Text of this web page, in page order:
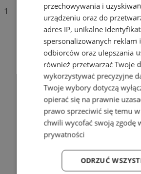
1
przechowywania i
urządzeniu oraz do
adres IP, unikalne
spersonalizowanych
odbiorców oraz ulepszania
również przetwarzać Twoje
wykorzystywać precyzyjne
Twoje wybory dotyczą
opierać się na prawnie
prawo sprzeciwić się temu w
chwili wycofać swoją zgodę
prywatności
ODRZUĆ